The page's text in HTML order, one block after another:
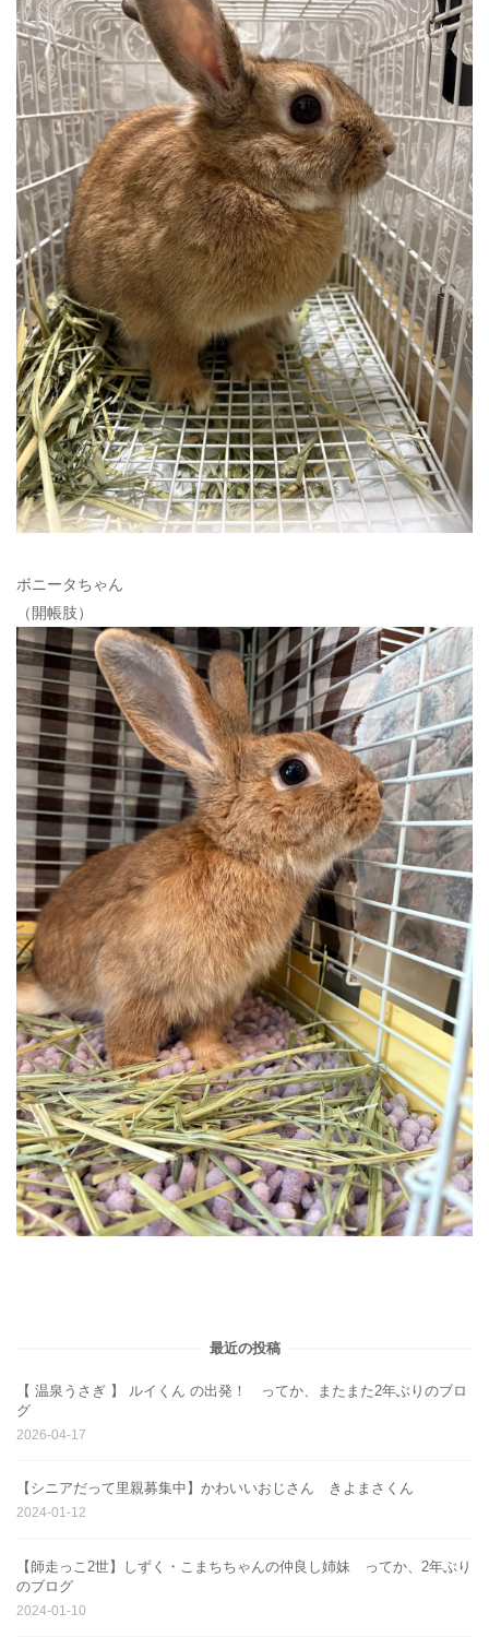
ボニータちゃん
（開帳肢）
最近の投稿
【 温泉うさぎ 】 ルイくん の出発！ ってか、またまた2年ぶりのブロ
グ
2026-04-17
【シニアだって里親募集中】かわいいおじさん きよまさくん
2024-01-12
【師走っこ2世】しずく・こまちちゃんの仲良し姉妹 ってか、2年ぶり
のブログ
2024-01-10